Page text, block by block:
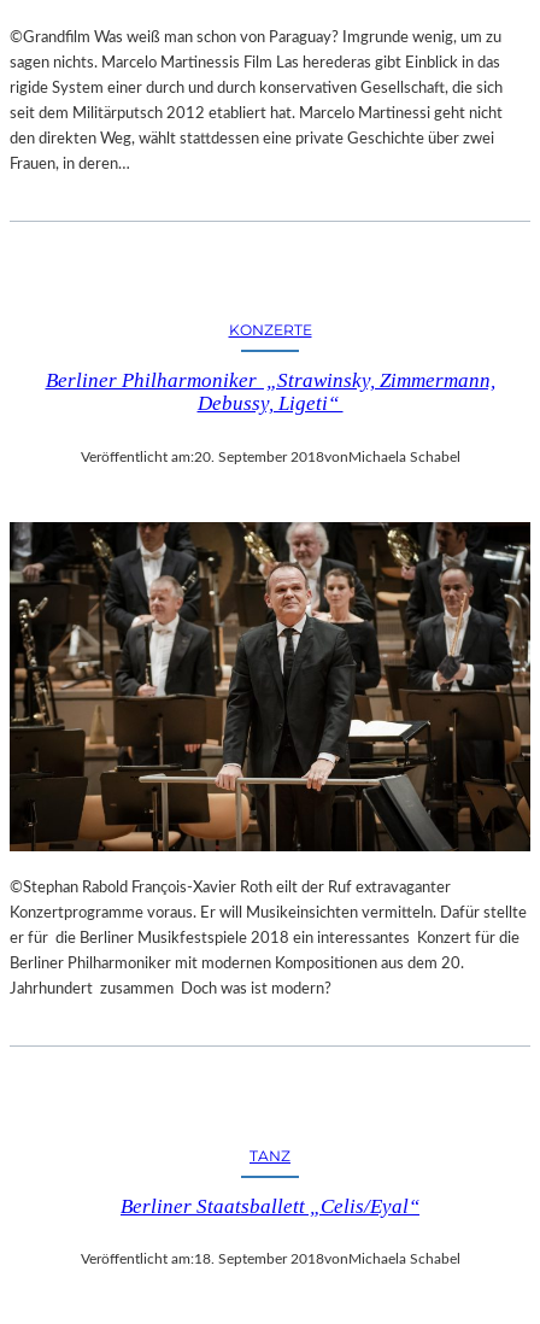
©Grandfilm Was weiß man schon von Paraguay? Imgrunde wenig, um zu
sagen nichts. Marcelo Martinessis Film Las herederas gibt Einblick in das
rigide System einer durch und durch konservativen Gesellschaft, die sich
seit dem Militärputsch 2012 etabliert hat. Marcelo Martinessi geht nicht
den direkten Weg, wählt stattdessen eine private Geschichte über zwei
Frauen, in deren…
KONZERTE
Berliner Philharmoniker „Strawinsky, Zimmermann,
Debussy, Ligeti“
Veröffentlicht am:20. September 2018vonMichaela Schabel
©Stephan Rabold François-Xavier Roth eilt der Ruf extravaganter
Konzertprogramme voraus. Er will Musikeinsichten vermitteln. Dafür stellte
er für die Berliner Musikfestspiele 2018 ein interessantes Konzert für die
Berliner Philharmoniker mit modernen Kompositionen aus dem 20.
Jahrhundert zusammen Doch was ist modern?
TANZ
Berliner Staatsballett „Celis/Eyal“
Veröffentlicht am:18. September 2018von Michaela Schabel